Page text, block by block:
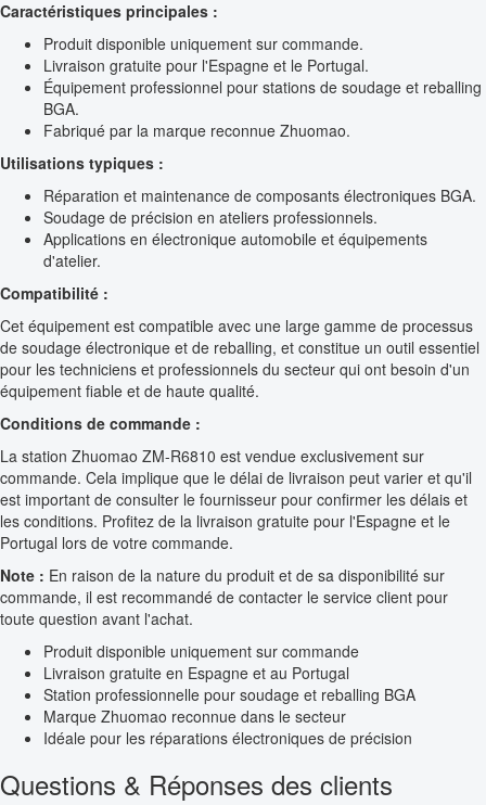
Caractéristiques principales :
Produit disponible uniquement sur commande.
Livraison gratuite pour l'Espagne et le Portugal.
Équipement professionnel pour stations de soudage et reballing
BGA.
Fabriqué par la marque reconnue Zhuomao.
Utilisations typiques :
Réparation et maintenance de composants électroniques BGA.
Soudage de précision en ateliers professionnels.
Applications en électronique automobile et équipements
d'atelier.
Compatibilité :
Cet équipement est compatible avec une large gamme de processus
de soudage électronique et de reballing, et constitue un outil essentiel
pour les techniciens et professionnels du secteur qui ont besoin d'un
équipement fiable et de haute qualité.
Conditions de commande :
La station Zhuomao ZM-R6810 est vendue exclusivement sur
commande. Cela implique que le délai de livraison peut varier et qu'il
est important de consulter le fournisseur pour confirmer les délais et
les conditions. Profitez de la livraison gratuite pour l'Espagne et le
Portugal lors de votre commande.
Note : En raison de la nature du produit et de sa disponibilité sur
commande, il est recommandé de contacter le service client pour
toute question avant l'achat.
Produit disponible uniquement sur commande
Livraison gratuite en Espagne et au Portugal
Station professionnelle pour soudage et reballing BGA
Marque Zhuomao reconnue dans le secteur
Idéale pour les réparations électroniques de précision
Questions & Réponses des clients